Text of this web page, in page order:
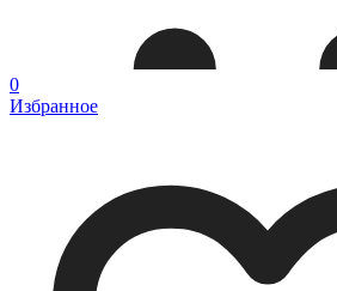
0
Избранное